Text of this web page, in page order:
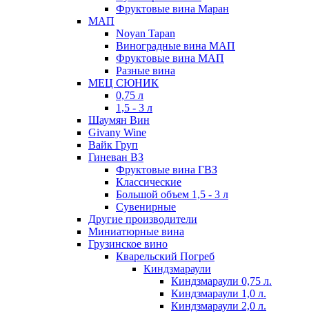
Фруктовые вина Маран
МАП
Noyan Tapan
Виноградные вина МАП
Фруктовые вина МАП
Разные вина
МЕЦ СЮНИК
0,75 л
1,5 - 3 л
Шаумян Вин
Givany Wine
Вайк Груп
Гиневан ВЗ
Фруктовые вина ГВЗ
Классические
Большой объем 1,5 - 3 л
Сувенирные
Другие производители
Миниатюрные вина
Грузинское вино
Кварельский Погреб
Киндзмараули
Киндзмараули 0,75 л.
Киндзмараули 1,0 л.
Киндзмараули 2,0 л.